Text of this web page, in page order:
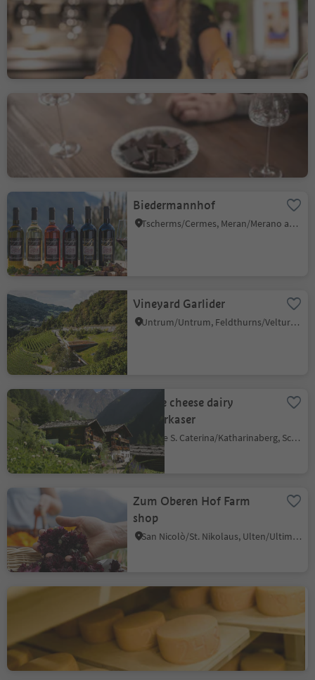
Gatterer bakery-
confectionery with café
Schwarz Distillery
Biedermannhof
Tscherms/Cermes, Meran/Merano and environs
Vineyard Garlider
Untrum/Untrum, Feldthurns/Velturno, Brixen/Bressanone and environs
Alpine cheese dairy
Vorderkaser
Monte S. Caterina/Katharinaberg, Schnals/Senales, Vinschgau/Val Venosta
Zum Oberen Hof Farm
shop
San Nicolò/St. Nikolaus, Ulten/Ultimo, Meran/Merano and environs
cheese factory
Talle di Sopra/Obertall, Schenna/Scena, Meran/Merano and environs